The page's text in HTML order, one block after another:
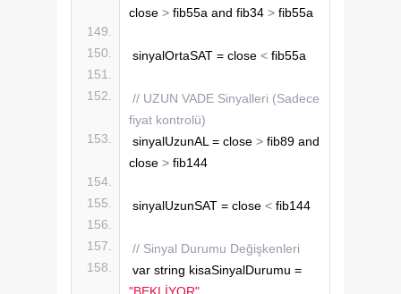
close > fib55a and fib34 > fib55a
sinyalOrtaSAT = close < fib55a
// UZUN VADE Sinyalleri (Sadece
fiyat kontrolü)
sinyalUzunAL = close > fib89 and
close > fib144
sinyalUzunSAT = close < fib144
// Sinyal Durumu Değişkenleri